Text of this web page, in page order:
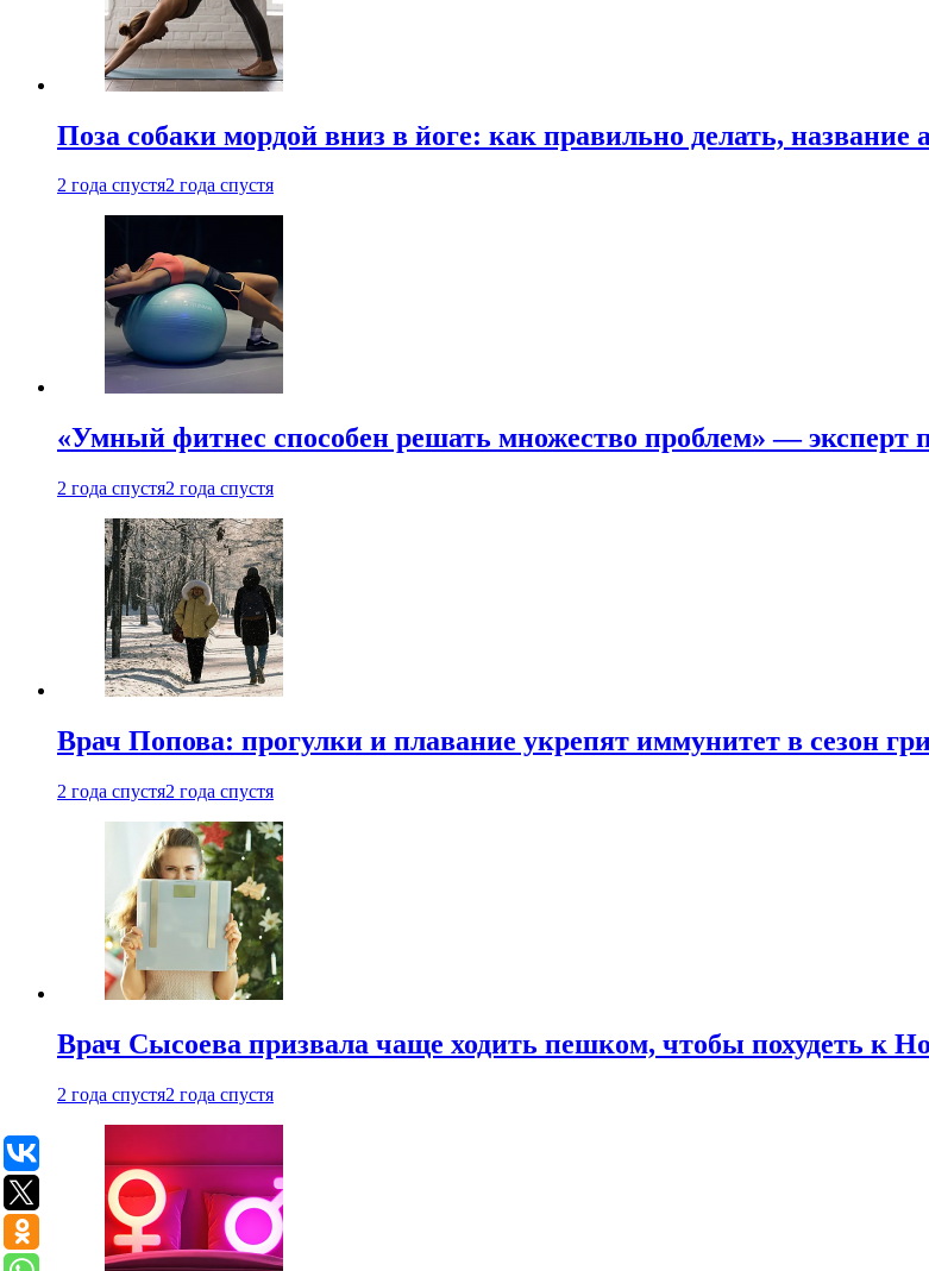
Поза собаки мордой вниз в йоге: как правильно делать,
2 года спустя2 года спустя
«Умный фитнес способен решать множество проблем» — эксперт
2 года спустя2 года спустя
Врач Попова: прогулки и плавание укрепят иммунитет в сезон
2 года спустя2 года спустя
Врач Сысоева призвала чаще ходить пешком, чтобы похудеть к
2 года спустя2 года спустя